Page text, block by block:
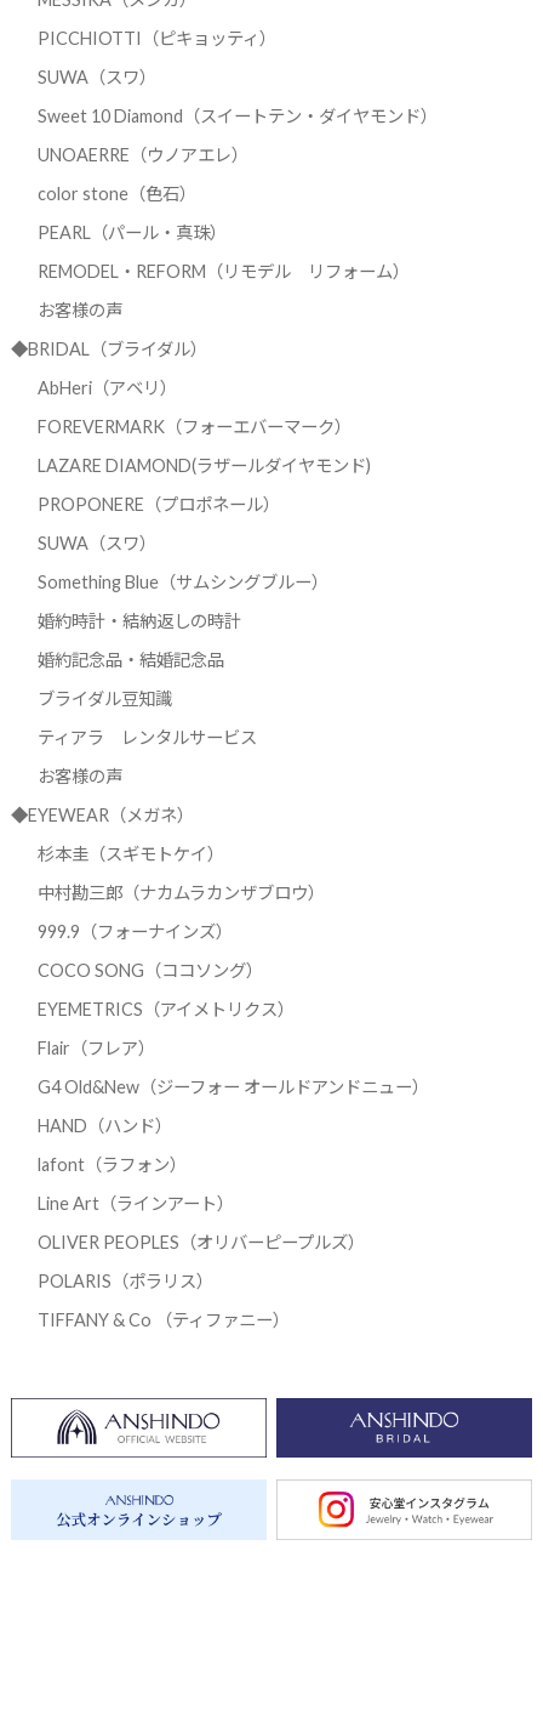
PICCHIOTTI（ピキョッティ）
SUWA（スワ）
Sweet 10 Diamond（スイートテン・ダイヤモンド）
UNOAERRE（ウノアエレ）
color stone（色石）
PEARL（パール・真珠）
REMODEL・REFORM（リモデル リフォーム）
お客様の声
◆BRIDAL（ブライダル）
AbHeri（アベリ）
FOREVERMARK（フォーエバーマーク）
LAZARE DIAMOND(ラザールダイヤモンド)
PROPONERE（プロポネール）
SUWA（スワ）
Something Blue（サムシングブルー）
婚約時計・結納返しの時計
婚約記念品・結婚記念品
ブライダル豆知識
ティアラ レンタルサービス
お客様の声
◆EYEWEAR（メガネ）
杉本圭（スギモトケイ）
中村勘三郎（ナカムラカンザブロウ）
999.9（フォーナインズ）
COCO SONG（ココソング）
EYEMETRICS（アイメトリクス）
Flair（フレア）
G4 Old&New（ジーフォー オールドアンドニュー）
HAND（ハンド）
lafont（ラフォン）
Line Art（ラインアート）
OLIVER PEOPLES（オリバーピープルズ）
POLARIS（ポラリス）
TIFFANY & Co （ティファニー）